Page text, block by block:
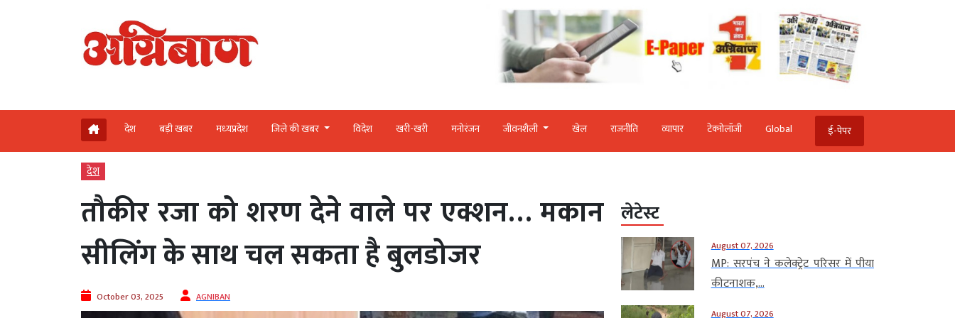
देश बड़ी खबर मध्‍यप्रदेश जिले की खबर विदेश खरी-खरी मनोरंजन जीवनशैली खेल राजनीति व्‍यापार टेक्‍नोलॉजी Global ई-पेपर
देश
तौकीर रजा को शरण देने वाले पर एक्शन… मकान
सीलिंग के साथ चल सकता है बुलडोजर
October 03, 2025 AGNIBAN
लेटेस्ट
August 07, 2026
MP: सरपंच ने कलेक्ट्रेट परिसर में पीया
कीटनाशक,...
August 07, 2026